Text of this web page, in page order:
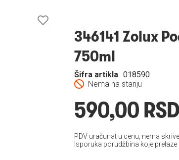
želja
346141 Zolux
750ml
Nema na stanju
Šifra artikla 018590
590,00 RSD
PDV uračunat u cenu, nema
Isporuka porudžbina koje